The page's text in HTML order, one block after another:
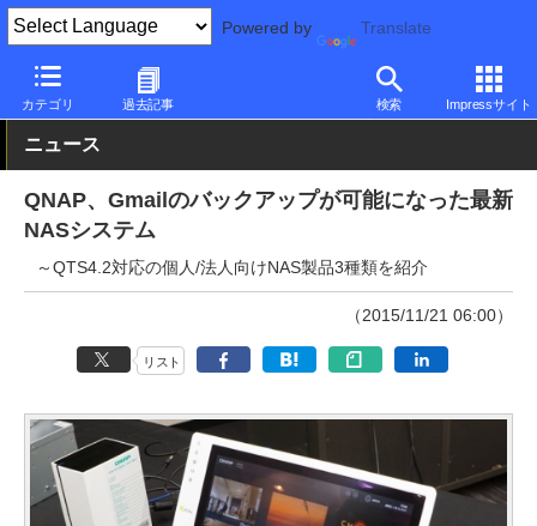
Powered by Translate
カテゴリ 過去記事 検索 Impressサイト
PC Watch 半導体/周辺機器
ニュース
QNAP、Gmailのバックアップが可能になった最新
NASシステム
～QTS4.2対応の個人/法人向けNAS製品3種類を紹介
（2015/11/21 06:00）
リスト